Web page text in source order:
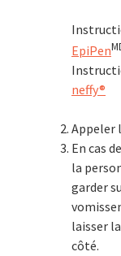
EpiPen
neffy®
Appeler
En cas
la
garder
laisser
côté.